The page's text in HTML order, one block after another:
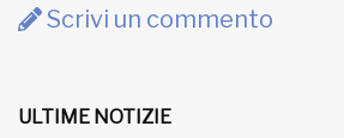
Scrivi un commento
ULTIME NOTIZIE